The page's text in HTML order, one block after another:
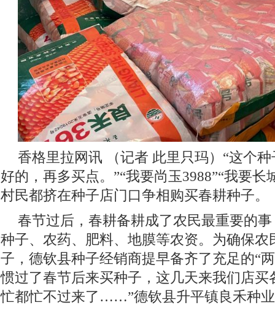
香格里拉网讯 （记者 此里只玛） “这个
好的，再多买点。”“我要尚玉3988”“我要长
村民都挤在种子店门口争相购买春耕种子。
春节过后，春耕备耕成了农民最重要的
种子、农药、肥料、地膜等农资。为确保农
子，德钦县种子经销商提早备齐了充足的“
惯过了春节后来买种子，这几天来我们店买
忙都忙不过来了……”德钦县升平镇良禾种